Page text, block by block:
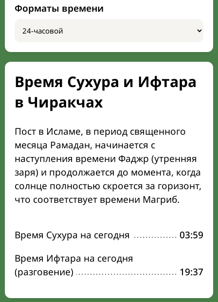
Форматы времени
Время Сухура и Ифтара
в Чиракчах
Пост в Исламе, в период священного
месяца Рамадан, начинается с
наступления времени Фаджр (утренняя
заря) и продолжается до момента, когда
солнце полностью скроется за горизонт,
что соответствует времени Магриб.
Время Сухура на сегодня
03:59
Время Ифтара на сегодня
(разговение)
19:37